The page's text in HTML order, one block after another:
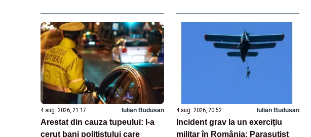
risc, operațiunea se va anula”
4 aug. 2026, 21:17 Iulian Budusan
Arestat din cauza tupeului: I-a
cerut bani polițistului care
4 aug. 2026, 20:52 Iulian Budusan
Incident grav la un exercițiu
militar în România: Parașutist